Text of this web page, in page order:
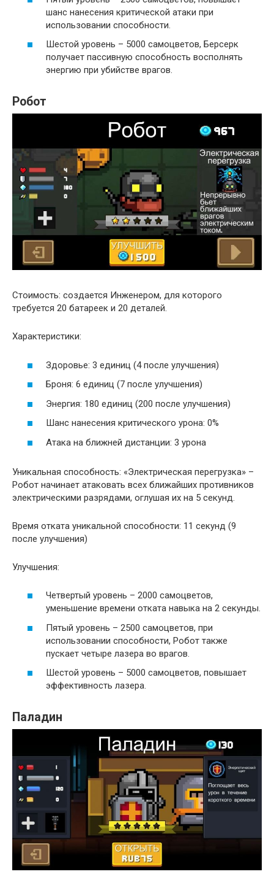
шанс нанесения критической атаки при
использовании способности.
Шестой уровень – 5000 самоцветов, Берсерк
получает пассивную способность восполнять
энергию при убийстве врагов.
Робот
Стоимость: создается Инженером, для которого
требуется 20 батареек и 20 деталей.
Характеристики:
Здоровье: 3 единиц (4 после улучшения)
Броня: 6 единиц (7 после улучшения)
Энергия: 180 единиц (200 после улучшения)
Шанс нанесения критического урона: 0%
Атака на ближней дистанции: 3 урона
Уникальная способность: «Электрическая перегрузка» –
Робот начинает атаковать всех ближайших противников
электрическими разрядами, оглушая их на 5 секунд.
Время отката уникальной способности: 11 секунд (9
после улучшения)
Улучшения:
Четвертый уровень – 2000 самоцветов,
уменьшение времени отката навыка на 2 секунды.
Пятый уровень – 2500 самоцветов, при
использовании способности, Робот также
пускает четыре лазера во врагов.
Шестой уровень – 5000 самоцветов, повышает
эффективность лазера.
Паладин